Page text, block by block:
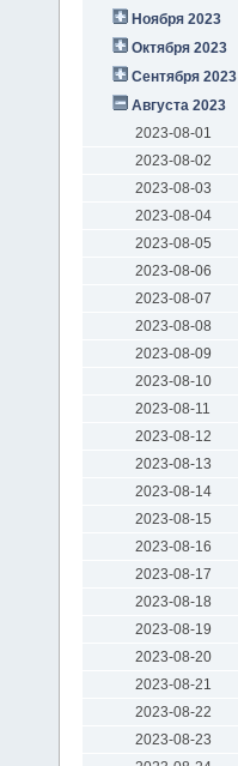
Ноября 2023
Октября 2023
Сентября 2023
Августа 2023
2023-08-01
2023-08-02
2023-08-03
2023-08-04
2023-08-05
2023-08-06
2023-08-07
2023-08-08
2023-08-09
2023-08-10
2023-08-11
2023-08-12
2023-08-13
2023-08-14
2023-08-15
2023-08-16
2023-08-17
2023-08-18
2023-08-19
2023-08-20
2023-08-21
2023-08-22
2023-08-23